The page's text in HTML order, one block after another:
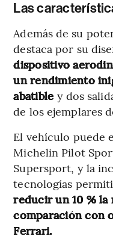
Las
Además de su
destaca por su
dispositivo
un rendimiento
abatible y dos
de los ejemplares
El vehículo puede
Michelin Pilot
Supersport, y la
tecnologías
reducir un 10 % la
comparación con
Ferrari.